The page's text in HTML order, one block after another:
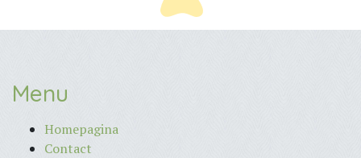
Menu
Homepagina
Contact